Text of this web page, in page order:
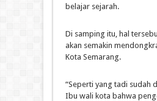
belajar sejarah.
Di samping itu, hal
akan semakin
Kota Semarang.
“Seperti yang tadi sudah
Ibu wali kota bahwa